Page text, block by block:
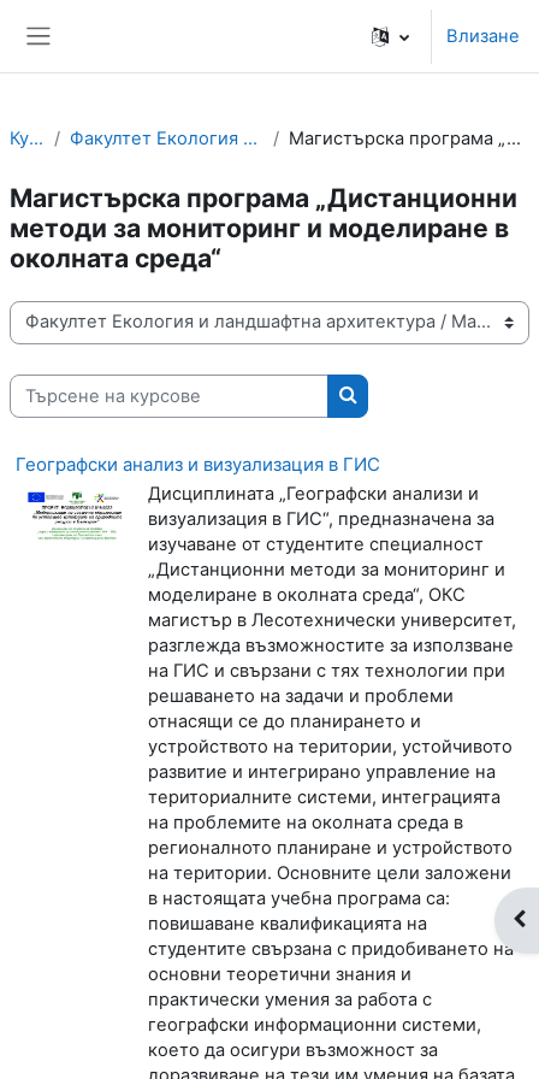
Влизане
Курсове Факултет Екология и ландшафтна архитектура Магистърска програма „Дистанционни методи за мони...
Магистърска програма „Дистанционни
методи за мониторинг и моделиране в
околната среда“
Категории курсове
Търсене на курсове
Търсене на курсове
Географски анализ и визуализация в ГИС
Дисциплината „Географски анализи и
визуализация в ГИС“, предназначена за
изучаване от студентите специалност
„Дистанционни методи за мониторинг и
моделиране в околната среда“, ОКС
магистър в Лесотехнически университет,
разглежда възможностите за използване
на ГИС и свързани с тях технологии при
решаването на задачи и проблеми
отнасящи се до планирането и
устройството на територии, устойчивото
развитие и интегрирано управление на
териториалните системи, интеграцията
на проблемите на околната среда в
регионалното планиране и устройството
на територии. Основните цели заложени
в настоящата учебна програма са:
повишаване квалификацията на
студентите свързана с придобиването на
основни теоретични знания и
практически умения за работа с
географски информационни системи,
което да осигури възможност за